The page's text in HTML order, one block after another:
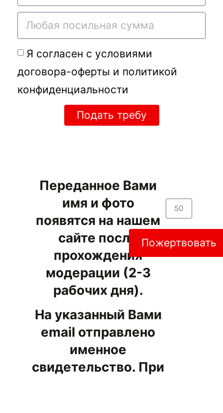
Я согласен с условиями
договора-оферты и политикой
конфиденциальности
Подать требу
Переданное Вами
имя и фото
появятся на нашем
сайте после
прохождения
модерации (2-3
рабочих дня).
На указанный Вами
email отправлено
именное
свидетельство. При
Пожертвовать